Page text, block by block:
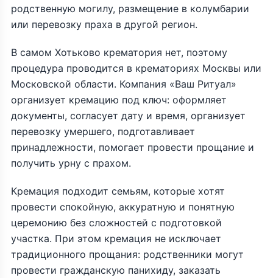
родственную могилу, размещение в колумбарии
или перевозку праха в другой регион.
В самом Хотьково крематория нет, поэтому
процедура проводится в крематориях Москвы или
Московской области. Компания «Ваш Ритуал»
организует кремацию под ключ: оформляет
документы, согласует дату и время, организует
перевозку умершего, подготавливает
принадлежности, помогает провести прощание и
получить урну с прахом.
Кремация подходит семьям, которые хотят
провести спокойную, аккуратную и понятную
церемонию без сложностей с подготовкой
участка. При этом кремация не исключает
традиционного прощания: родственники могут
провести гражданскую панихиду, заказать